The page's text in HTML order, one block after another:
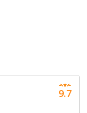
9.7